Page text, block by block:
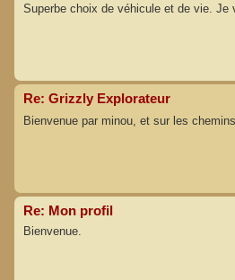
Superbe choix de véhicule et de vie. Je
Re: Grizzly Explorateur
Bienvenue par minou, et sur les
Re: Mon profil
Bienvenue.